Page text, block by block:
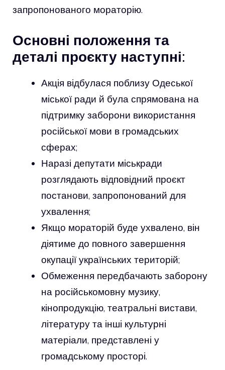
запропонованого мораторію.
Основні положення та
деталі проєкту наступні:
Акція відбулася поблизу Одеської
міської ради й була спрямована на
підтримку заборони використання
російської мови в громадських
сферах;
Наразі депутати міськради
розглядають відповідний проєкт
постанови, запропонований для
ухвалення;
Якщо мораторій буде ухвалено, він
діятиме до повного завершення
окупації українських територій;
Обмеження передбачають заборону
на російськомовну музику,
кінопродукцію, театральні вистави,
літературу та інші культурні
матеріали, представлені у
громадському просторі.